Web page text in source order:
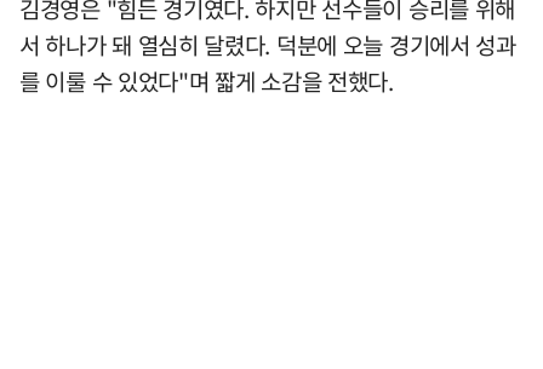
김경영은 "힘든 경기였다. 하지만 선수들이 승리를 위해
서 하나가 돼 열심히 달렸다. 덕분에 오늘 경기에서 성과
를 이룰 수 있었다"며 짧게 소감을 전했다.